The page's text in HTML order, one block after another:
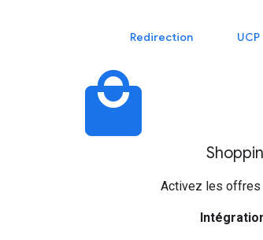
Redirection UCP
local_mall
Activez les offres